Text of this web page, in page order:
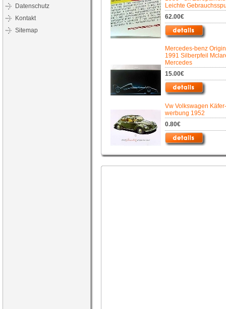
Datenschutz
Kontakt
Sitemap
Leichte
62.00€
Mercedes-benz
1991 Silberpfeil
Mercedes
15.00€
Vw Volkswagen Käfer-
werbung 1952
0.80€